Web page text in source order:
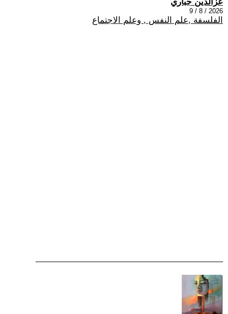
2026 / 8 / 9
الفلسفة ,علم النفس , وعلم الاجتماع